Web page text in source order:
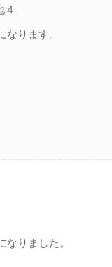
４
ります。
なりました。